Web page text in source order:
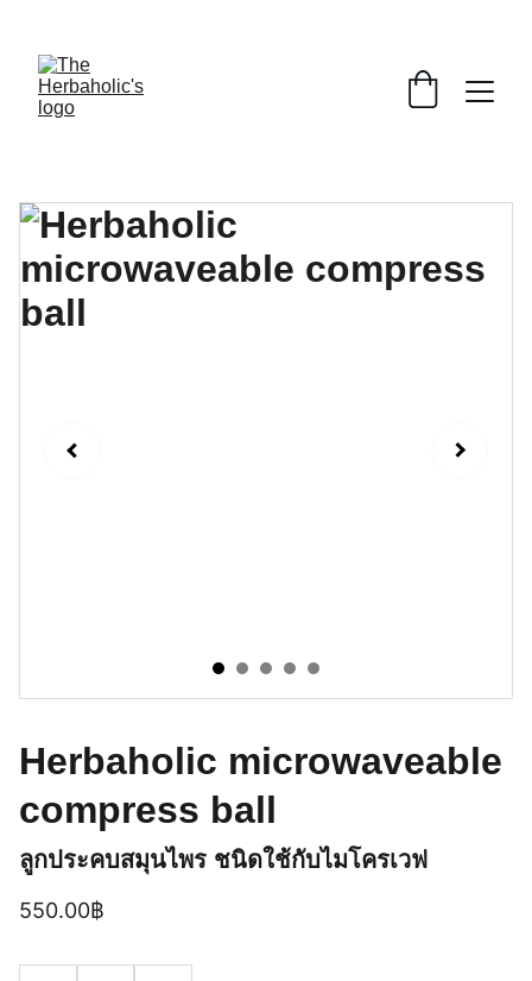
Herbaholic microwaveable
compress ball
ลูกประคบสมุนไพร ชนิดใช้กับไมโครเวฟ
550.00฿